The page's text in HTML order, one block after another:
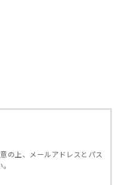
の上、
メールアドレスとパス